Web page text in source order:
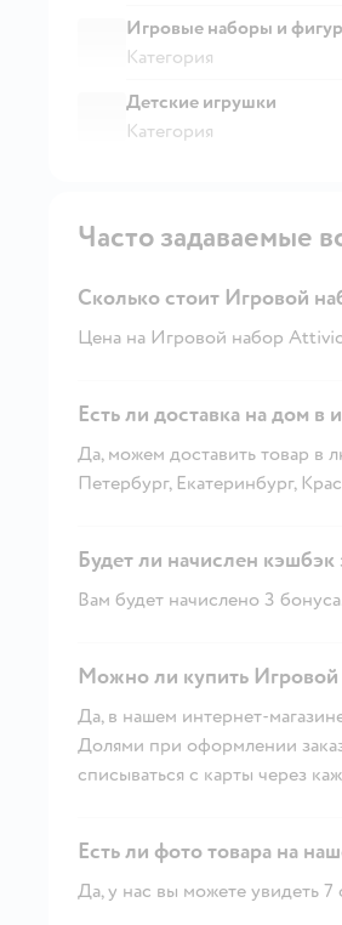
Игровые наборы и
Категория
Детские игрушки
Категория
Часто задаваемые
Сколько стоит Игровой
Цена на Игровой набор
Есть ли доставка на дом в
Да, можем доставить товар в
Петербург, Екатеринбург,
Будет ли начислен кэшбэк
Вам будет начислено 3
Можно ли купить
Да, в нашем интернет-
Долями при оформлении
списываться с карты через
Есть ли фото товара на
Да, у нас вы можете увидеть